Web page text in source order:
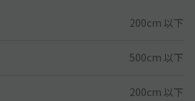
200cm 以下
500cm 以下
200cm 以下